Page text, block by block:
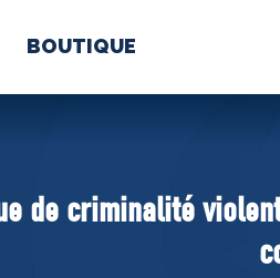
BOUTIQUE
PROPOS
de criminalité